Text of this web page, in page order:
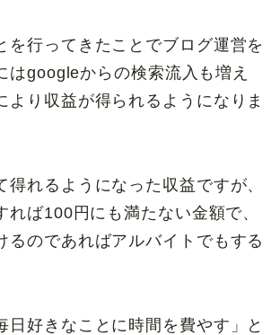
を行ってきたことでブログ運営を
はgoogleからの検索流入も増え
より収益が得られるようになりま
得れるようになった収益ですが、
れば100円にも満たない金額で、
るのであればアルバイトでもする
日好きなことに時間を費やす」と